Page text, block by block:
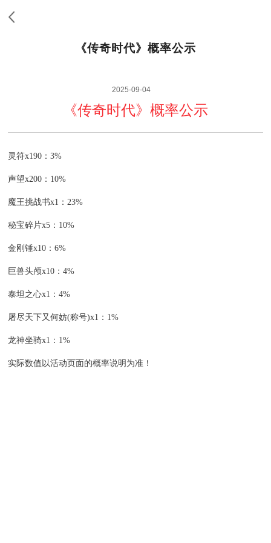
《传奇时代》概率公示
2025-09-04
《传奇时代》概率公示
灵符x190：3%
声望x200：10%
魔王挑战书x1：23%
秘宝碎片x5：10%
金刚锤x10：6%
巨兽头颅x10：4%
泰坦之心x1：4%
屠尽天下又何妨(称号)x1：1%
龙神坐骑x1：1%
实际数值以活动页面的概率说明为准！